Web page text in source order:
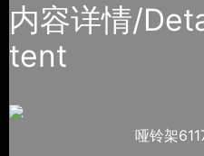
内容详情/
tent
哑铃架